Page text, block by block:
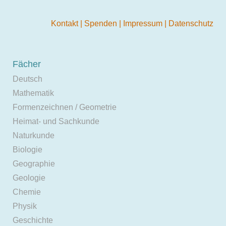
Kontakt Spenden Impressum Datenschutz
Fächer
Deutsch
Mathematik
Formenzeichnen / Geometrie
Heimat- und Sachkunde
Naturkunde
Biologie
Geographie
Geologie
Chemie
Physik
Geschichte